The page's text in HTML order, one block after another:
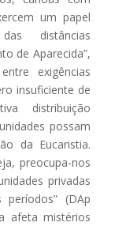
um papel
distâncias
de Aparecida”,
exigências
insuficiente de
distribuição
possam
da Eucaristia.
preocupa-nos
privadas
(DAp
afeta mistérios